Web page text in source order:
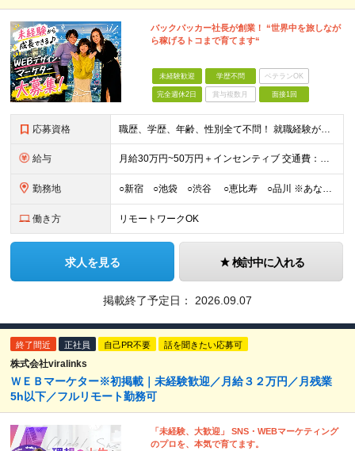
バックパッカー社長が創業！ “世界中を旅しなが
ら稼げるトコまで育てます“
未経験歓迎 学歴不問 ベテランOK
完全週休2日 賞与複数月 面接1回
応募資格 職歴、学歴、年齢、性別全て不問！ 就職経験がない方も未経験の方も大歓迎！ もちろん経験者の方も大歓迎♪ 人柄重視♪ カジュアル面接を実施しています！ 「面接って緊張する…」 「経験がないから不安…
給与 月給30万円~50万円＋インセンティブ 交通費：全額支給 ※試用期間3ヶ月間は契約社員で月給25万円となります。 ※研修先は、面談時にご相談させていただきます ☆昇給・昇格有 ☆インセンティブ有
勤務地 ○新宿 ○池袋 ○渋谷 ○恵比寿 ○品川 ※あなたの経験やスキルに応じて研修先は、 面談時にてご相談させていただきます。
働き方 リモートワークOK
求人を見る 検討中に入れる
掲載終了予定日： 2026.09.07
終了間近 正社員 自己PR不要 話を聞きたい応募可
株式会社viralinks
ＷＥＢマーケター※初掲載｜未経験歓迎／月給３２万円／月残業
5h以下／フルリモート勤務可
「未経験、大歓迎」 SNS・WEBマーケティング
のプロを、本気で育てます。